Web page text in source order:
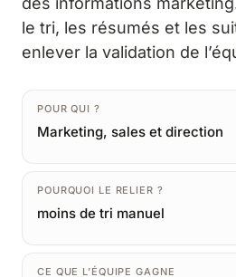
le tri, les résumés et les
enlever la validation de
POUR QUI ?
Marketing, sales et direction
POURQUOI LE RELIER ?
moins de tri manuel
CE QUE L’ÉQUIPE GAGNE